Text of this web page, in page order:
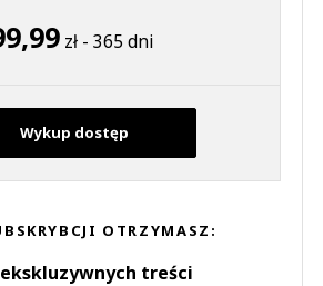
zł - 365 dni
Wykup dostęp
OTRZYMASZ:
treści